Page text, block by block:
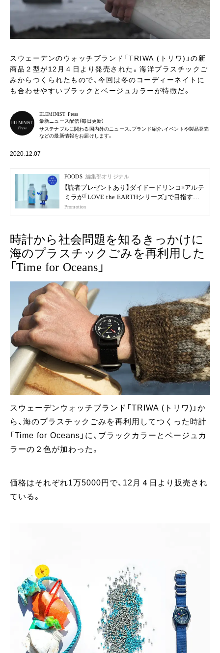
スウェーデンのウォッチブランド「TRIWA (トリワ)」の新
商品２型が12月４日より発売された。海洋プラスチックご
みからつくられたもので、今回は冬のコーディーネイトに
も合わせやすいブラックとベージュカラーが特徴だ。
ELEMINIST Press
最新ニュース配信（毎日更新）
サステナブルに関わる国内外のニュース、ブランド紹介、イベントや製品発売
などの最新情報をお届けします。
2020.12.07
FOODS 編集部オリジナル
【読者プレゼントあり】ダイドードリンコ×アルテ
ミラが「LOVE the EARTHシリーズ」で目指す未
来
Promotion
時計から社会問題を知るきっかけに
海のプラスチックごみを再利用した
「Time for Oceans」
スウェーデンウォッチブランド「TRIWA (トリワ)」か
ら、海のプラスチックごみを再利用してつくった時計
「Time for Oceans」に、ブラックカラーとベージュカ
ラーの２色が加わった。
価格はそれぞれ1万5000円で、12月４日より販売され
ている。